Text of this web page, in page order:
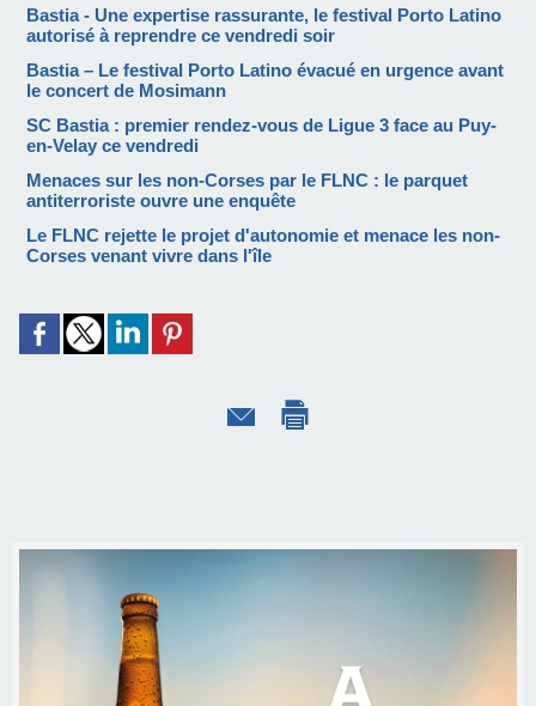
Bastia - Une expertise rassurante, le festival Porto Latino
autorisé à reprendre ce vendredi soir
Bastia – Le festival Porto Latino évacué en urgence avant
le concert de Mosimann
SC Bastia : premier rendez-vous de Ligue 3 face au Puy-
en-Velay ce vendredi
Menaces sur les non-Corses par le FLNC : le parquet
antiterroriste ouvre une enquête
Le FLNC rejette le projet d'autonomie et menace les non-
Corses venant vivre dans l'île